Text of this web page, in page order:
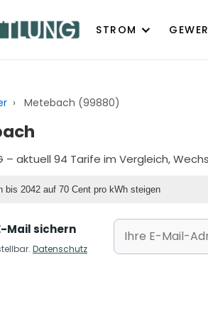
STROM
› Metebach (99880)
– aktuell 94 Tarife im Vergleich,
bis 2042 auf 70 Cent pro kWh steigen
Mail sichern
Datenschutz